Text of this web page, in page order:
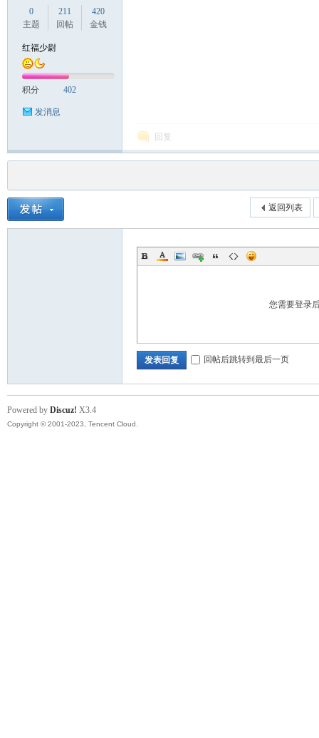
0
主题
211
回帖
420
金钱
红福少尉
积分 402
发消息
回复
返回列表
您需要登录
发表回复 回帖后跳转到最后一页
Powered by Discuz! X3.4
Copyright © 2001-2023, Tencent Cloud.